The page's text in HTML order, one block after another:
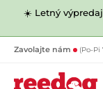
☀️ Letný
Zavolajte nám (Po-Pi